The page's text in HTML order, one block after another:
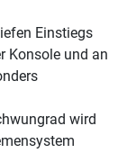
Einstiegs
Konsole und an
wird